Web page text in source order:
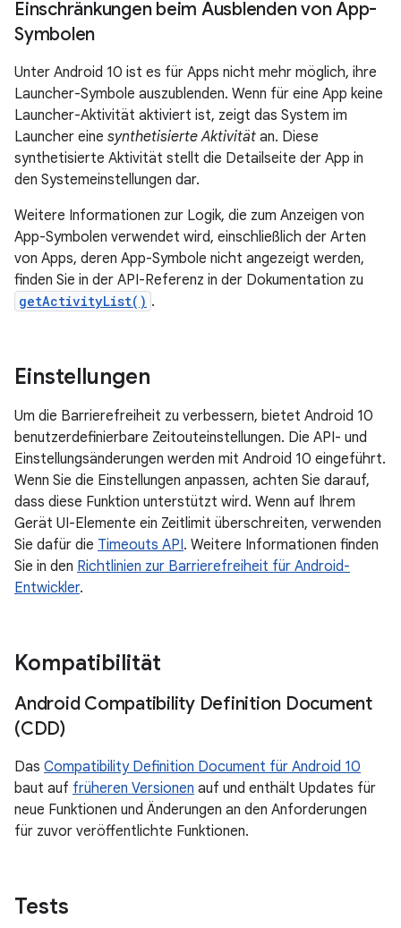
Einschränkungen beim Ausblenden von App-
Symbolen
Unter Android 10 ist es für Apps nicht mehr möglich, ihre
Launcher-Symbole auszublenden. Wenn für eine App keine
Launcher-Aktivität aktiviert ist, zeigt das System im
Launcher eine synthetisierte Aktivität an. Diese
synthetisierte Aktivität stellt die Detailseite der App in
den Systemeinstellungen dar.
Weitere Informationen zur Logik, die zum Anzeigen von
App-Symbolen verwendet wird, einschließlich der Arten
von Apps, deren App-Symbole nicht angezeigt werden,
finden Sie in der API-Referenz in der Dokumentation zu
getActivityList() .
Einstellungen
Um die Barrierefreiheit zu verbessern, bietet Android 10
benutzerdefinierbare Zeitouteinstellungen. Die API- und
Einstellungsänderungen werden mit Android 10 eingeführt.
Wenn Sie die Einstellungen anpassen, achten Sie darauf,
dass diese Funktion unterstützt wird. Wenn auf Ihrem
Gerät UI-Elemente ein Zeitlimit überschreiten, verwenden
Sie dafür die Timeouts API. Weitere Informationen finden
Sie in den Richtlinien zur Barrierefreiheit für Android-
Entwickler.
Kompatibilität
Android Compatibility Definition Document
(CDD)
Das Compatibility Definition Document für Android 10
baut auf früheren Versionen auf und enthält Updates für
neue Funktionen und Änderungen an den Anforderungen
für zuvor veröffentlichte Funktionen.
Tests